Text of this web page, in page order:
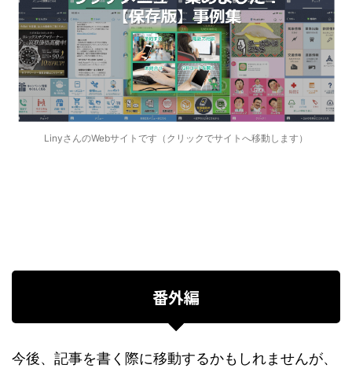
LinyさんのWebサイトです（クリックでサイトへ移動します）
番外編
今後、記事を書く際に移動するかもしれませんが、